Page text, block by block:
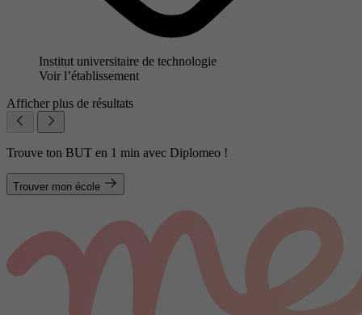
Institut universitaire de technologie
Voir l’établissement
Afficher plus de résultats
Trouve ton BUT en 1 min avec Diplomeo !
Trouver mon école